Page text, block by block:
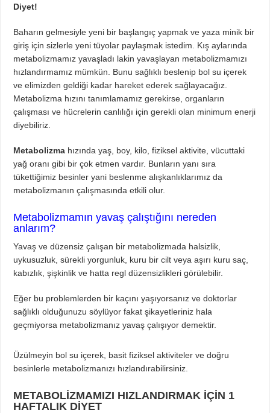
Yulaflı Diyet Mozaik Pasta Tarifi
Dukan patlıcan kebabı
Diyet!
Baharın gelmesiyle yeni bir başlangıç yapmak ve yaza minik bir
giriş için sizlerle yeni tüyolar paylaşmak istedim. Kış aylarında
metabolizmamız yavaşladı lakin yavaşlayan metabolizmamızı
hızlandırmamız mümkün. Bunu sağlıklı beslenip bol su içerek
ve elimizden geldiği kadar hareket ederek sağlayacağız.
Metabolizma hızını tanımlamamız gerekirse, organların
çalışması ve hücrelerin canlılığı için gerekli olan minimum enerji
diyebiliriz.
Metabolizma hızında yaş, boy, kilo, fiziksel aktivite, vücuttaki
yağ oranı gibi bir çok etmen vardır. Bunların yanı sıra
tükettiğimiz besinler yani beslenme alışkanlıklarımız da
metabolizmanın çalışmasında etkili olur.
Metabolizmamın yavaş çalıştığını nereden
anlarım?
Yavaş ve düzensiz çalışan bir metabolizmada halsizlik,
uykusuzluk, sürekli yorgunluk, kuru bir cilt veya aşırı kuru saç,
kabızlık, şişkinlik ve hatta regl düzensizlikleri görülebilir.
Eğer bu problemlerden bir kaçını yaşıyorsanız ve doktorlar
sağlıklı olduğunuzu söylüyor fakat şikayetleriniz hala
geçmiyorsa metabolizmanız yavaş çalışıyor demektir.
Üzülmeyin bol su içerek, basit fiziksel aktiviteler ve doğru
besinlerle metabolizmanızı hızlandırabilirsiniz.
METABOLİZMAMIZI HIZLANDIRMAK İÇİN 1
HAFTALIK DİYET